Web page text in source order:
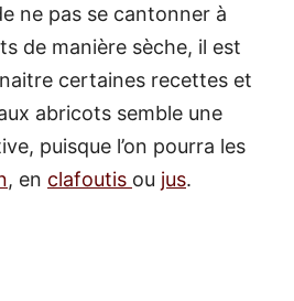
ne pas se cantonner à
de manière sèche, il est
certaines recettes et
abricots semble une
puisque l’on pourra les
, en clafoutis ou jus.